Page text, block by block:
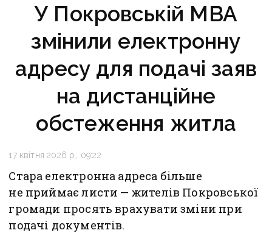
У Покровській МВА
змінили електронну
адресу для подачі заяв
на дистанційне
обстеження житла
17 квітня 2026 р., 09:22
Стара електронна адреса більше
не приймає листи — жителів Покровської
громади просять врахувати зміни при
подачі документів.